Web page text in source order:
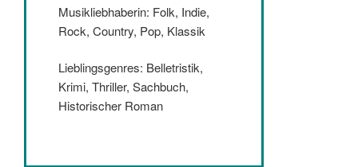
Musikliebhaberin: Folk, Indie,
Rock, Country, Pop, Klassik
Lieblingsgenres: Belletristik,
Krimi, Thriller, Sachbuch,
Historischer Roman